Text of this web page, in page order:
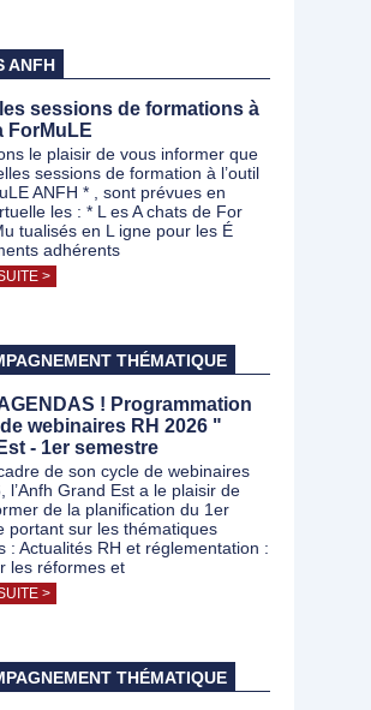
ANFH
sessions de formations à
ForMuLE
le plaisir de vous informer que
sessions de formation à l’outil
ANFH * , sont prévues en
les : * L es A chats de For
tualisés en L igne pour les É
adhérents
>
THÉMATIQUE
! Programmation
webinaires RH 2026 "
- 1er semestre
de son cycle de webinaires
l’Anfh Grand Est a le plaisir de
de la planification du 1er
portant sur les thématiques
: Actualités RH et réglementation :
les réformes et
>
THÉMATIQUE